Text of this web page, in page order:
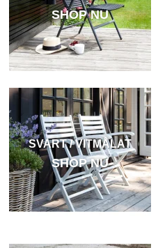
SHOP NU
SVART / VITMÅLAT
SHOP NU